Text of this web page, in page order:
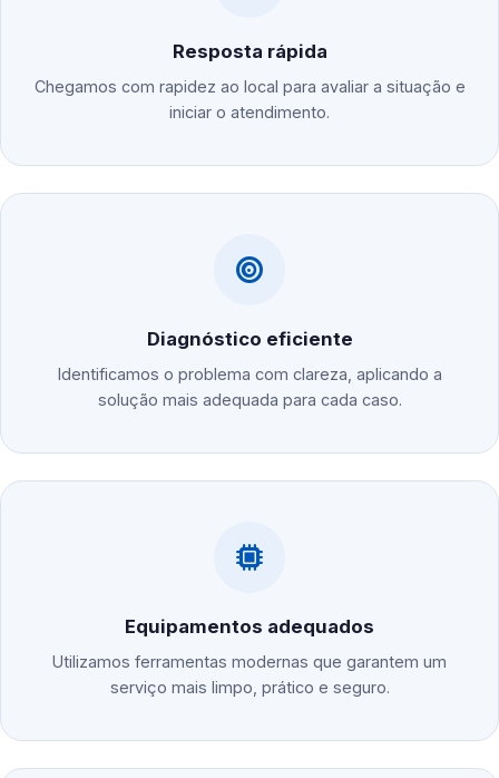
Resposta rápida
Chegamos com rapidez ao local para avaliar a situação e
iniciar o atendimento.
Diagnóstico eficiente
Identificamos o problema com clareza, aplicando a
solução mais adequada para cada caso.
Equipamentos adequados
Utilizamos ferramentas modernas que garantem um
serviço mais limpo, prático e seguro.